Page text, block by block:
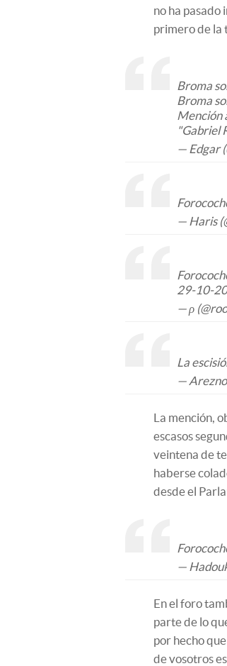
no ha
primero de la
Broma
Broma
Mención
"Gabriel
— Edgar
— Haris
29-10-
— ρ
La
—
La mención,
escasos
veintena de
haberse
desde el
—
En el foro
parte de lo
por hecho
de vosotros